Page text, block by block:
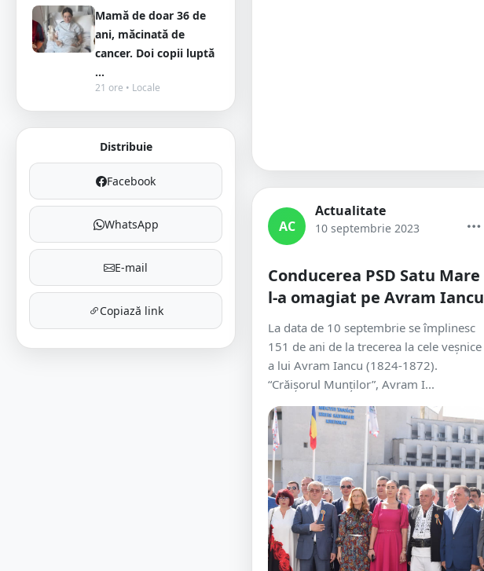
Mamă de doar 36 de
ani, măcinată de
cancer. Doi copii luptă
...
21 ore • Locale
Distribuie
Facebook
WhatsApp
E-mail
Copiază link
AC
Actualitate
10 septembrie 2023
Conducerea PSD Satu Mare
l-a omagiat pe Avram Iancu
La data de 10 septembrie se împlinesc
151 de ani de la trecerea la cele veșnice
a lui Avram Iancu (1824-1872).
“Crăișorul Munților”, Avram I...